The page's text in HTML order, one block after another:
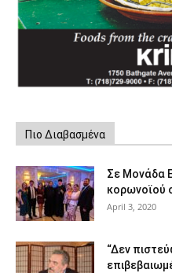
Πιο Διαβασμένα
Σε Μονάδα
κορωνοϊού
April 3, 2020
“Δεν